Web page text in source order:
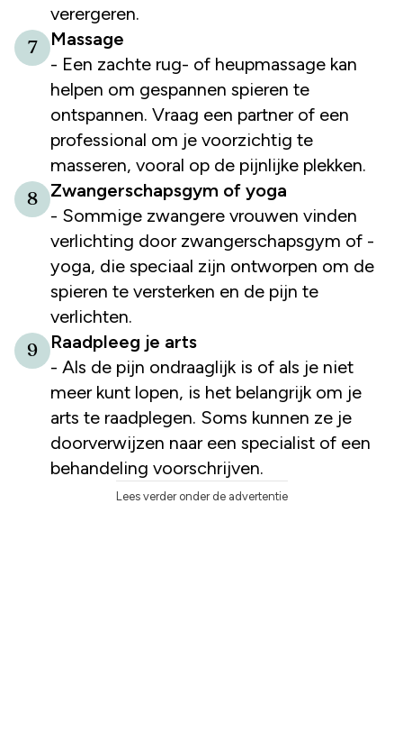
verergeren.
7
Massage
- Een zachte rug- of heupmassage kan
helpen om gespannen spieren te
ontspannen. Vraag een partner of een
professional om je voorzichtig te
masseren, vooral op de pijnlijke plekken.
8
Zwangerschapsgym of yoga
- Sommige zwangere vrouwen vinden
verlichting door zwangerschapsgym of -
yoga, die speciaal zijn ontworpen om de
spieren te versterken en de pijn te
verlichten.
9
Raadpleeg je arts
- Als de pijn ondraaglijk is of als je niet
meer kunt lopen, is het belangrijk om je
arts te raadplegen. Soms kunnen ze je
doorverwijzen naar een specialist of een
behandeling voorschrijven.
Lees verder onder de advertentie